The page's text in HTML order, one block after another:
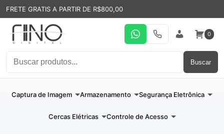
FRETE GRATIS A PARTIR DE R$800,00
Buscar
WhatsApp19 31994110
Entrar
0
Captura de Imagem Armazenamento Segurança Eletrônica
Cercas Elétricas Controle de Acesso